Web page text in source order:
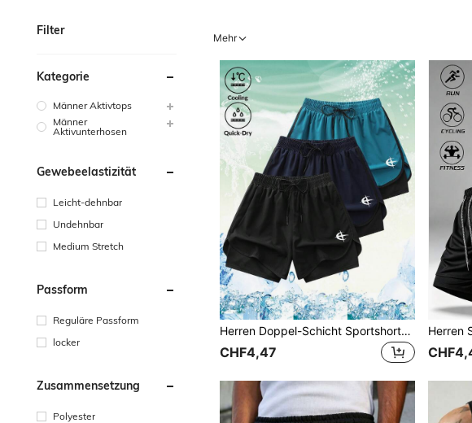
Filter
Kategorie
Männer Aktivtops
Männer
Aktivunterhosen
Gewebeelastizität
Leicht-dehnbar
Undehnbar
Medium Stretch
Passform
Reguläre Passform
locker
Zusammensetzung
Polyester
Mehr
Herren Doppel-Schicht Sportshorts, 2 in 1 Design, schnelltrocknendes Material, Sonnenschutz, atmungsaktiv, modischer Muster, unverzichtbar für Laufen, Fitness, Wandern, lässiges Outdoor-Joggen
CHF4,47